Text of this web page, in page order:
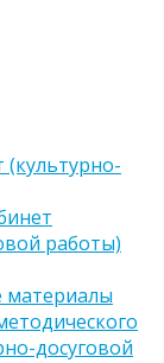
работы)
досуговой